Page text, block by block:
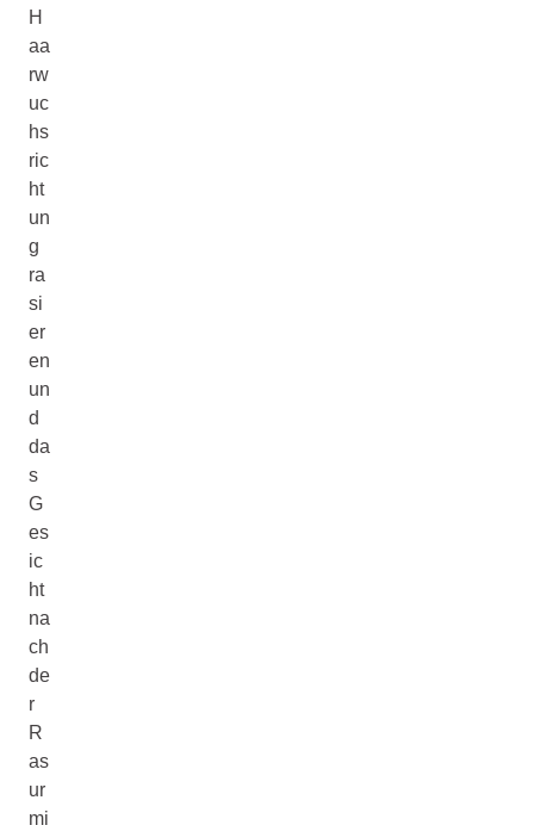
H
aa
rw
uc
hs
ric
ht
un
g
ra
si
er
en
un
d
da
s
G
es
ic
ht
na
ch
de
r
R
as
ur
mi